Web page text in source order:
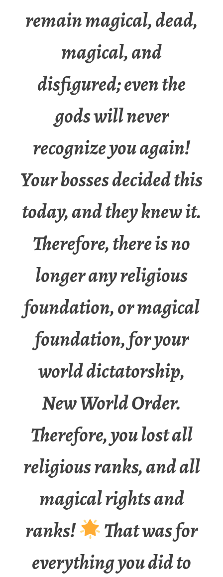
remain magical, dead,
magical, and
disfigured; even the
gods will never
recognize you again!
Your bosses decided this
today, and they knew it.
Therefore, there is no
longer any religious
foundation, or magical
foundation, for your
world dictatorship,
New World Order.
Therefore, you lost all
religious ranks, and all
magical rights and
ranks!
That was for
everything you did to